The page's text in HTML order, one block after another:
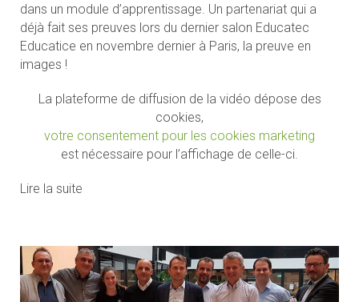
dans un module d’apprentissage. Un partenariat qui a
déjà fait ses preuves lors du dernier salon Educatec
Educatice en novembre dernier à Paris, la preuve en
images !
La plateforme de diffusion de la vidéo dépose des
cookies,
votre consentement pour les cookies marketing
est nécessaire pour l’affichage de celle-ci.
Lire la suite